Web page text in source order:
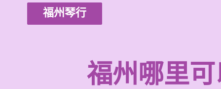
福州琴行
福州哪里